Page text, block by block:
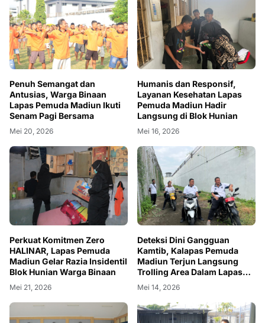
Penuh Semangat dan
Antusias, Warga Binaan
Lapas Pemuda Madiun Ikuti
Senam Pagi Bersama
Mei 20, 2026
Humanis dan Responsif,
Layanan Kesehatan Lapas
Pemuda Madiun Hadir
Langsung di Blok Hunian
Mei 16, 2026
Perkuat Komitmen Zero
HALINAR, Lapas Pemuda
Madiun Gelar Razia Insidentil
Blok Hunian Warga Binaan
Mei 21, 2026
Deteksi Dini Gangguan
Kamtib, Kalapas Pemuda
Madiun Terjun Langsung
Trolling Area Dalam Lapas
dan Brandgang Besar
Mei 14, 2026